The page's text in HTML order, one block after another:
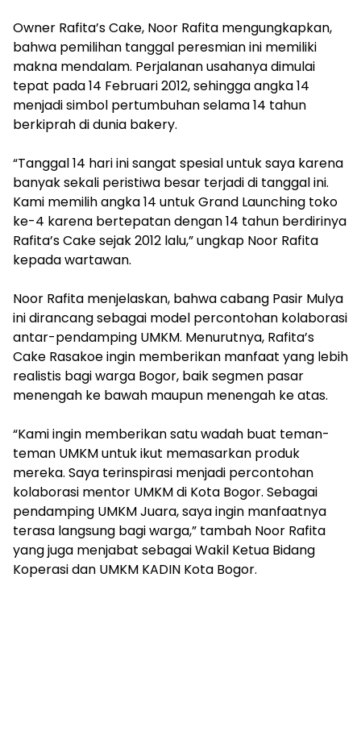
Owner Rafita’s Cake, Noor Rafita mengungkapkan,
bahwa pemilihan tanggal peresmian ini memiliki
makna mendalam. Perjalanan usahanya dimulai
tepat pada 14 Februari 2012, sehingga angka 14
menjadi simbol pertumbuhan selama 14 tahun
berkiprah di dunia bakery.
“Tanggal 14 hari ini sangat spesial untuk saya karena
banyak sekali peristiwa besar terjadi di tanggal ini.
Kami memilih angka 14 untuk Grand Launching toko
ke-4 karena bertepatan dengan 14 tahun berdirinya
Rafita’s Cake sejak 2012 lalu,” ungkap Noor Rafita
kepada wartawan.
Noor Rafita menjelaskan, bahwa cabang Pasir Mulya
ini dirancang sebagai model percontohan kolaborasi
antar-pendamping UMKM. Menurutnya, Rafita’s
Cake Rasakoe ingin memberikan manfaat yang lebih
realistis bagi warga Bogor, baik segmen pasar
menengah ke bawah maupun menengah ke atas.
“Kami ingin memberikan satu wadah buat teman-
teman UMKM untuk ikut memasarkan produk
mereka. Saya terinspirasi menjadi percontohan
kolaborasi mentor UMKM di Kota Bogor. Sebagai
pendamping UMKM Juara, saya ingin manfaatnya
terasa langsung bagi warga,” tambah Noor Rafita
yang juga menjabat sebagai Wakil Ketua Bidang
Koperasi dan UMKM KADIN Kota Bogor.